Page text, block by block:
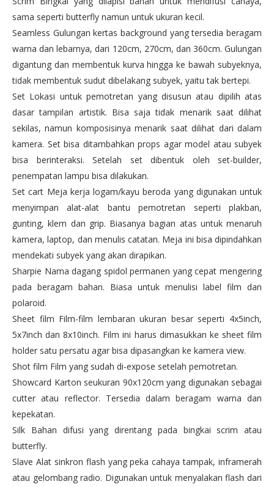
sama seperti butterfly namun untuk ukuran kecil.
Seamless Gulungan kertas background yang tersedia beragam
warna dan lebarnya, dari 120cm, 270cm, dan 360cm. Gulungan
digantung dan membentuk kurva hingga ke bawah subyeknya,
tidak membentuk sudut dibelakang subyek, yaitu tak bertepi.
Set Lokasi untuk pemotretan yang disusun atau dipilih atas
dasar tampilan artistik. Bisa saja tidak menarik saat dilihat
sekilas, namun komposisinya menarik saat dilihat dari dalam
kamera. Set bisa ditambahkan props agar model atau subyek
bisa berinteraksi. Setelah set dibentuk oleh set-builder,
penempatan lampu bisa dilakukan.
Set cart Meja kerja logam/kayu beroda yang digunakan untuk
menyimpan alat-alat bantu pemotretan seperti plakban,
gunting, klem dan grip. Biasanya bagian atas untuk menaruh
kamera, laptop, dan menulis catatan. Meja ini bisa dipindahkan
mendekati subyek yang akan dirapikan.
Sharpie Nama dagang spidol permanen yang cepat mengering
pada beragam bahan. Biasa untuk menulisi label film dan
polaroid.
Sheet film Film-film lembaran ukuran besar seperti 4x5inch,
5x7inch dan 8x10inch. Film ini harus dimasukkan ke sheet film
holder satu persatu agar bisa dipasangkan ke kamera view.
Shot film Film yang sudah di-expose setelah pemotretan.
Showcard Karton seukuran 90x120cm yang digunakan sebagai
cutter atau reflector. Tersedia dalam beragam warna dan
kepekatan.
Silk Bahan difusi yang direntang pada bingkai scrim atau
butterfly.
Slave Alat sinkron flash yang peka cahaya tampak, inframerah
atau gelombang radio. Digunakan untuk menyalakan flash dari